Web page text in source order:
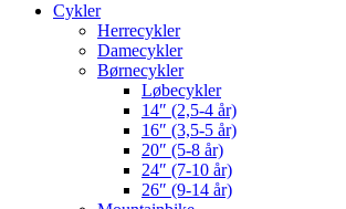
Cykler
Herrecykler
Damecykler
Børnecykler
Løbecykler
14″ (2,5-4 år)
16″ (3,5-5 år)
20″ (5-8 år)
24″ (7-10 år)
26″ (9-14 år)